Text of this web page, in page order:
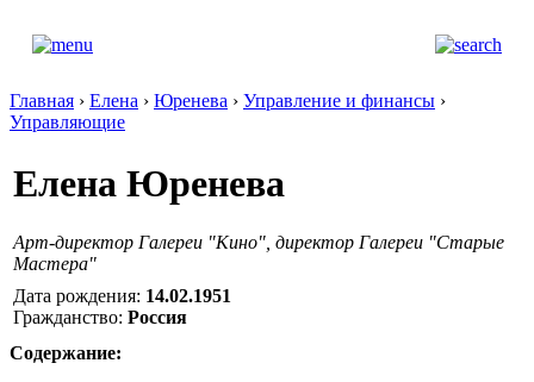
Главная › Елена › Юренева › Управление и финансы ›
Управляющие
Елена Юренева
Арт-директор Галереи "Кино", директор Галереи "Старые
Мастера"
Дата рождения: 14.02.1951
Гражданство: Россия
Содержание: